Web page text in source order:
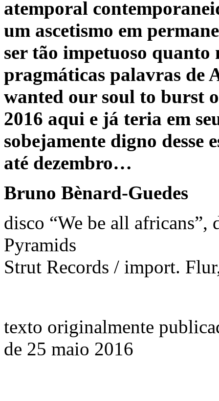
atemporal
um ascetismo em
ser tão impetuoso
pragmáticas palavras de
wanted our soul to burst
2016 aqui e já teria em
sobejamente digno
até dezembro…
Bruno Bènard-Guedes
disco “We be all africans”,
Pyramids
Strut Records / import.
texto originalmente
de 25 maio 2016